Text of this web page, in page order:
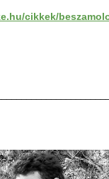
cikkek/